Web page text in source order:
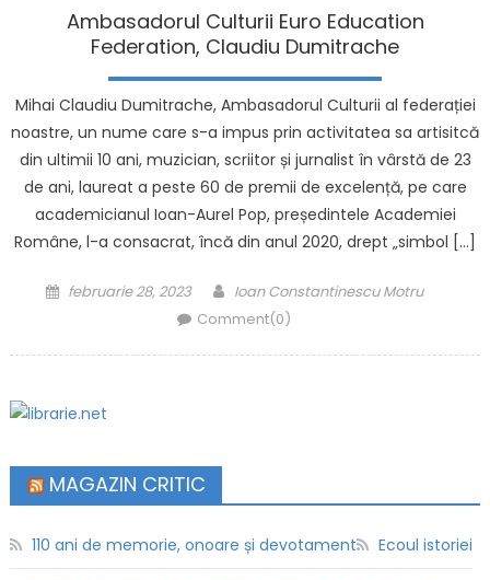
Ambasadorul Culturii Euro Education
Federation, Claudiu Dumitrache
Mihai Claudiu Dumitrache, Ambasadorul Culturii al federației
noastre, un nume care s-a impus prin activitatea sa artisitcă
din ultimii 10 ani, muzician, scriitor și jurnalist în vârstă de 23
de ani, laureat a peste 60 de premii de excelență, pe care
academicianul Ioan-Aurel Pop, președintele Academiei
Române, l-a consacrat, încă din anul 2020, drept „simbol […]
Posted on
februarie 28, 2023 Author
Ioan Constantinescu Motru
Comment(0)
MAGAZIN CRITIC
110 ani de memorie, onoare și devotament Ecoul istoriei